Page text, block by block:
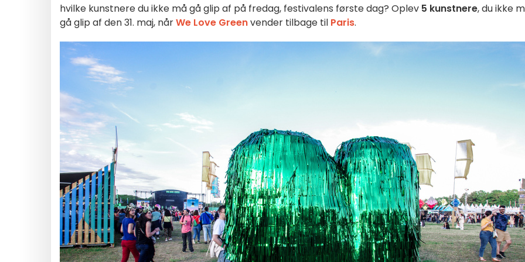
hvilke kunstnere du ikke må gå glip af på fredag, festivalens første dag? Oplev 5 kunstnere, du ikke
gå glip af den 31. maj, nårWe Love Greenvender tilbage til Paris.